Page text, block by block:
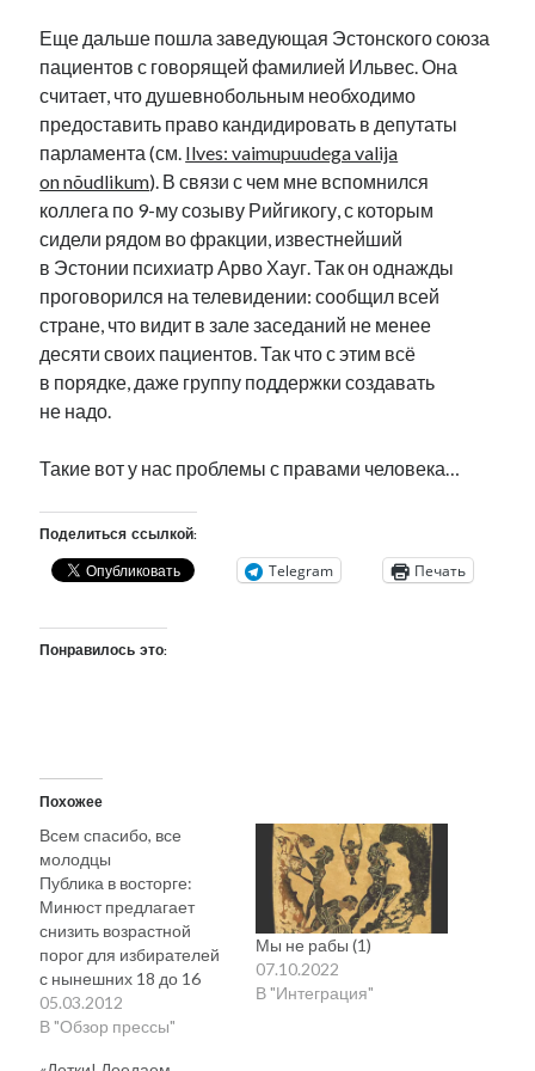
Еще дальше пошла заведующая Эстонского союза
пациентов с говорящей фамилией Ильвес. Она
считает, что душевнобольным необходимо
предоставить право кандидировать в депутаты
парламента (см. Ilves: vaimupuudega valija
on nõudlikum). В связи с чем мне вспомнился
коллега по 9-му созыву Рийгикогу, с которым
сидели рядом во фракции, известнейший
в Эстонии психиатр Арво Хауг. Так он однажды
проговорился на телевидении: сообщил всей
стране, что видит в зале заседаний не менее
десяти своих пациентов. Так что с этим всё
в порядке, даже группу поддержки создавать
не надо.
Такие вот у нас проблемы с правами человека…
Поделиться ссылкой:
Telegram Печать
Понравилось это:
Похожее
Всем спасибо, все
молодцы
Публика в восторге:
Минюст предлагает
снизить возрастной
порог для избирателей
с нынешних 18 до 16
лет. Министр юстиции
Кристен Михал
05.03.2012
В "Обзор прессы"
Мы не рабы (1)
07.10.2022
В "Интеграция"